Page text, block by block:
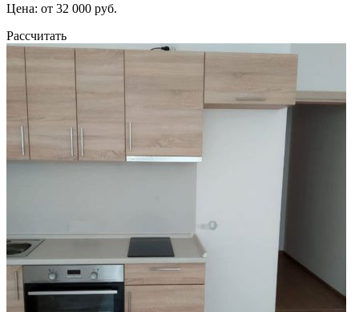
Цена: от 32 000 руб.
Рассчитать